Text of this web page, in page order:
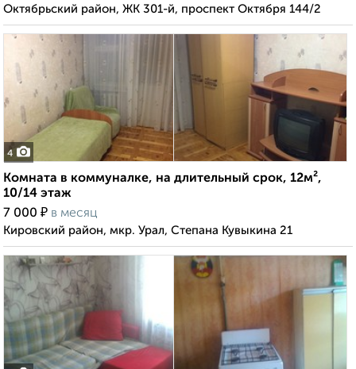
Октябрьский район, ЖК 301-й, проспект Октября 144/2
4
Комната в коммуналке, на длительный срок, 12м²,
10/14 этаж
7 000 ₽ в месяц
Кировский район, мкр. Урал, Степана Кувыкина 21